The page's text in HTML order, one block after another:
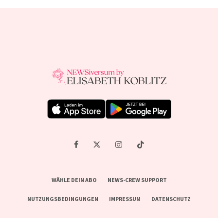
WÄHLE DEIN ABO NEWS-CREW SUPPORT
NUTZUNGSBEDINGUNGEN IMPRESSUM DATENSCHUTZ